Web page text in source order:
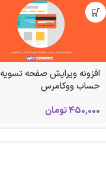
افزونه ویرایش صفحه تسویه
حساب ووکامرس
450,000تومان